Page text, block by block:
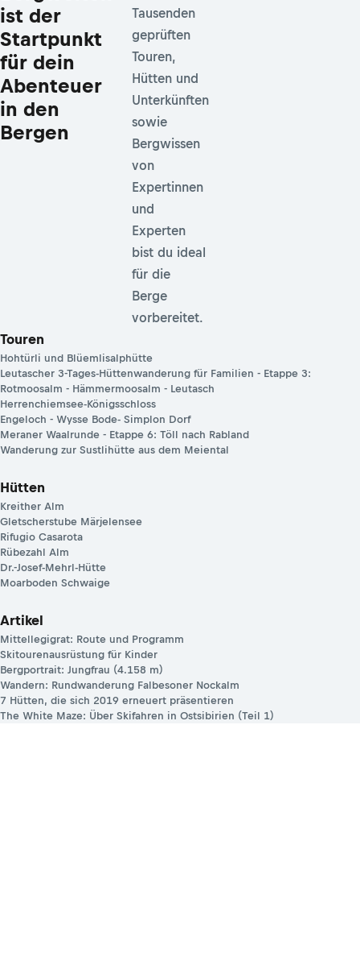
Bergwelten
ist der
Startpunkt
für dein
Abenteuer
in den
Mit
Tausenden
geprüften
Touren,
Hütten und
Unterkünften
sowie
Bergwissen
von
Expertinnen
und
Experten
bist du ideal
für die
Berge
Touren
Hohtürli und Blüemlisalphütte
Leutascher 3-Tages-Hüttenwanderung für Familien - Etappe 3:
Rotmoosalm - Hämmermoosalm - Leutasch
Herrenchiemsee-Königsschloss
Engeloch - Wysse Bode- Simplon Dorf
Meraner Waalrunde - Etappe 6: Töll nach Rabland
Hütten
Kreither Alm
Gletscherstube Märjelensee
Rifugio Casarota
Rübezahl Alm
Dr.-Josef-Mehrl-Hütte
Artikel
Mittellegigrat: Route und Programm
Skitourenausrüstung für Kinder
Bergportrait: Jungfrau (4.158 m)
Wandern: Rundwanderung Falbesoner Nockalm
7 Hütten, die sich 2019 erneuert präsentieren